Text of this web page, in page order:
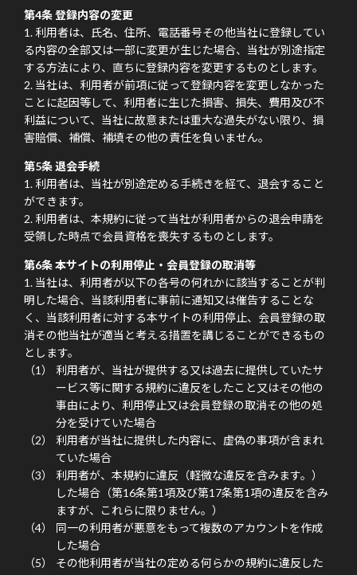
第4条 登録内容の変更
利用者は、氏名、住所、電話番号その他当社に登録してい
る内容の全部又は一部に変更が生じた場合、当社が別途指定
する方法により、直ちに登録内容を変更するものとします。
当社は、利用者が前項に従って登録内容を変更しなかった
ことに起因等して、利用者に生じた損害、損失、費用及び不
利益について、当社に故意または重大な過失がない限り、損
害賠償、補償、補填その他の責任を負いません。
第5条 退会手続
利用者は、当社が別途定める手続きを経て、退会すること
ができます。
利用者は、本規約に従って当社が利用者からの退会申請を
受領した時点で会員資格を喪失するものとします。
第6条 本サイトの利用停止・会員登録の取消等
当社は、利用者が以下の各号の何れかに該当することが判
明した場合、当該利用者に事前に通知又は催告することな
く、当該利用者に対する本サイトの利用停止、会員登録の取
消その他当社が適当と考える措置を講じることができるもの
とします。
利用者が、当社が提供する又は過去に提供していたサ
ービス等に関する規約に違反をしたこと又はその他の
事由により、利用停止又は会員登録の取消その他の処
分を受けていた場合
利用者が当社に提供した内容に、虚偽の事項が含まれ
ていた場合
利用者が、本規約に違反（軽微な違反を含みます。）
した場合（第16条第1項及び第17条第1項の違反を含み
ますが、これらに限りません。）
同一の利用者が悪意をもって複数のアカウントを作成
した場合
その他利用者が当社の定める何らかの規約に違反した